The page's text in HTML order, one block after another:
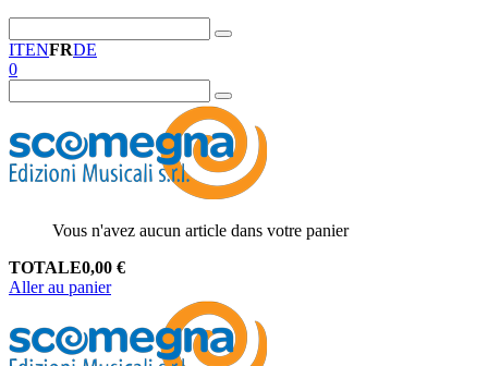
ITENFRDE
0
Vous n'avez aucun article dans votre panier
TOTALE0,00 €
Aller au panier